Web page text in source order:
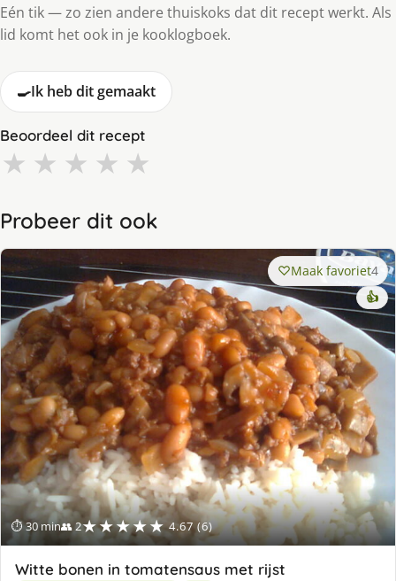
Eén tik — zo zien andere thuiskoks dat dit recept werkt. Als
lid komt het ook in je kooklogboek.
🍳Ik heb dit gemaakt
Beoordeel dit recept
★ ★ ★ ★ ★
Probeer dit ook
⏱ 30 min👥 2★★★★★ 4.67 (6)
Maak favoriet4
👍
Witte bonen in tomatensaus met rijst